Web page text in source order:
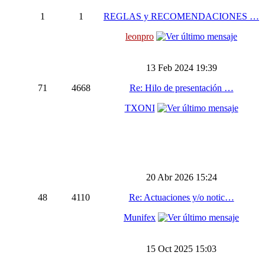
1 1
REGLAS y RECOMENDACIONES …
leonpro
71 4668
13 Feb 2024 19:39
Re: Hilo de presentación …
TXONI
48 4110
20 Abr 2026 15:24
Re: Actuaciones y/o notic…
Munifex
15 Oct 2025 15:03